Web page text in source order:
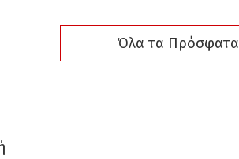
Όλα τα Πρόσφατα